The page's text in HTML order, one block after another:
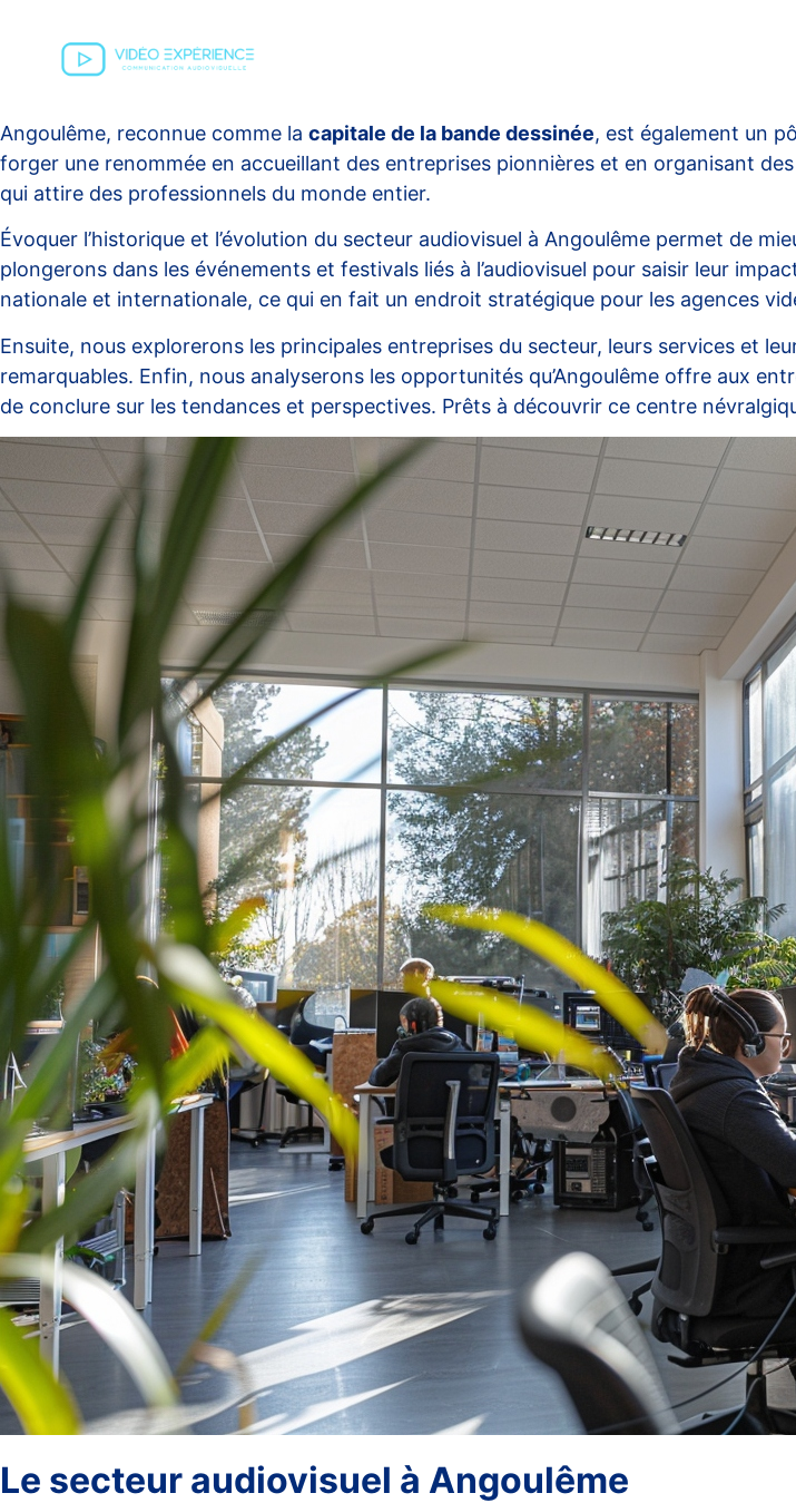
Angoulême, reconnue comme la capitale de la bande dessinée, est également un
forger une renommée en accueillant des entreprises pionnières et en organisant
qui attire des professionnels du monde entier.
Évoquer l’historique et l’évolution du secteur audiovisuel à Angoulême permet de
plongerons dans les événements et festivals liés à l’audiovisuel pour saisir leur
nationale et internationale, ce qui en fait un endroit stratégique pour les agences
Ensuite, nous explorerons les principales entreprises du secteur, leurs services et
remarquables. Enfin, nous analyserons les opportunités qu’Angoulême offre aux
de conclure sur les tendances et perspectives. Prêts à découvrir ce centre
Le secteur audiovisuel à Angoulême